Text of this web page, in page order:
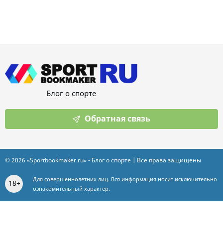
Блог о спорте
Обратная связь
© 2026 «Sportbookmaker.ru» - Блог о спорте | Все права защищены
18+
Для совершеннолетних лиц. Вся информация носит исключительно
ознакомительный характер.